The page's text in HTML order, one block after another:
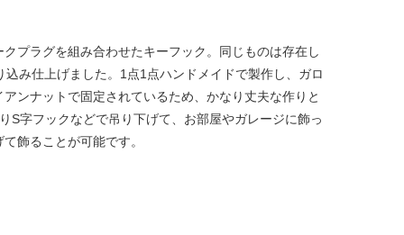
プラグを組み合わせたキーフック。同じものは存在し
み仕上げました。1点1点ハンドメイドで製作し、ガロ
ンナットで固定されているため、かなり丈夫な作りと
S字フックなどで吊り下げて、お部屋やガレージに飾っ
飾ることが可能です。